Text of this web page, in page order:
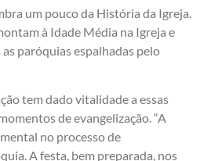
um pouco da História da Igreja.
à Idade Média na Igreja e
paróquias espalhadas pelo
tem dado vitalidade a essas
de evangelização. “A
no processo de
A festa, bem preparada, nos